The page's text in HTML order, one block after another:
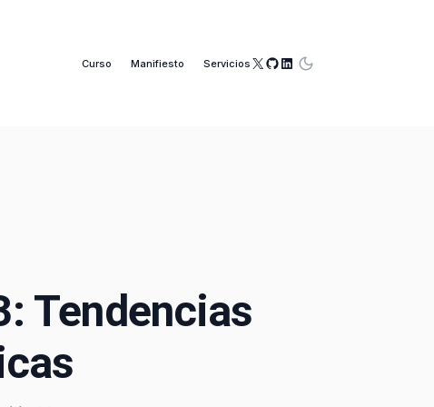
Curso Manifiesto Servicios X GitHub
LinkedIn
Tendencias